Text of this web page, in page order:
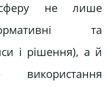
не лише
та
і рішення), а й
використання